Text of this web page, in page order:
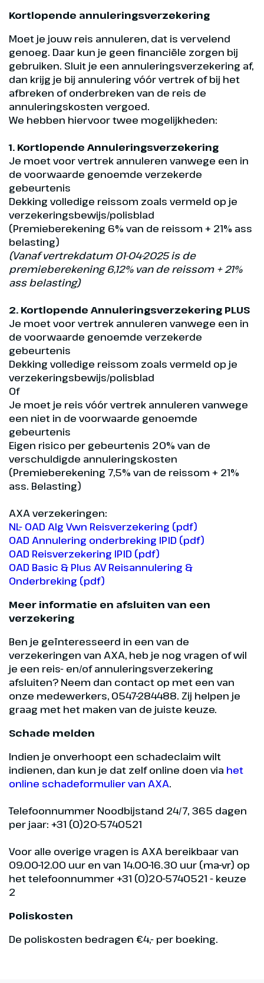
Kortlopende annuleringsverzekering
Moet je jouw reis annuleren, dat is vervelend
genoeg. Daar kun je geen financiële zorgen bij
gebruiken. Sluit je een annuleringsverzekering af,
dan krijg je bij annulering vóór vertrek of bij het
afbreken of onderbreken van de reis de
annuleringskosten vergoed.
We hebben hiervoor twee mogelijkheden:
1. Kortlopende Annuleringsverzekering
Je moet voor vertrek annuleren vanwege een in
de voorwaarde genoemde verzekerde
gebeurtenis
Dekking volledige reissom zoals vermeld op je
verzekeringsbewijs/polisblad
(Premieberekening 6% van de reissom + 21% ass
belasting)
(Vanaf vertrekdatum 01-04-2025 is de
premieberekening 6,12% van de reissom + 21%
ass belasting)
2. Kortlopende Annuleringsverzekering PLUS
Je moet voor vertrek annuleren vanwege een in
de voorwaarde genoemde verzekerde
gebeurtenis
Dekking volledige reissom zoals vermeld op je
verzekeringsbewijs/polisblad
Of
Je moet je reis vóór vertrek annuleren vanwege
een niet in de voorwaarde genoemde
gebeurtenis
Eigen risico per gebeurtenis 20% van de
verschuldigde annuleringskosten
(Premieberekening 7,5% van de reissom + 21%
ass. Belasting)
AXA verzekeringen:
NL- OAD Alg Vwn Reisverzekering (pdf)
OAD Annulering onderbreking IPID (pdf)
OAD Reisverzekering IPID (pdf)
OAD Basic & Plus AV Reisannulering &
Onderbreking (pdf)
Meer informatie en afsluiten van een
verzekering
Ben je geïnteresseerd in een van de
verzekeringen van AXA, heb je nog vragen of wil
je een reis- en/of annuleringsverzekering
afsluiten? Neem dan contact op met een van
onze medewerkers, 0547-284488. Zij helpen je
graag met het maken van de juiste keuze.
Schade melden
Indien je onverhoopt een schadeclaim wilt
indienen, dan kun je dat zelf online doen via het
online schadeformulier van AXA.
Telefoonnummer Noodbijstand 24/7, 365 dagen
per jaar: +31 (0)20-5740521
Voor alle overige vragen is AXA bereikbaar van
09.00-12.00 uur en van 14.00-16.30 uur (ma-vr) op
het telefoonnummer +31 (0)20-5740521 - keuze
2
Poliskosten
De poliskosten bedragen €4,- per boeking.